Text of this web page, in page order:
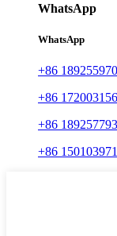
WhatsApp
WhatsApp
+86
+86
+86
+86